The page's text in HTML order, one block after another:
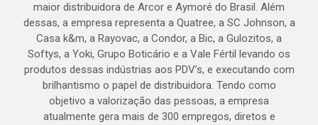
maior distribuidora de Arcor e Aymoré do Brasil. Além
dessas, a empresa representa a Quatree, a SC Johnson, a
Casa k&m, a Rayovac, a Condor, a Bic, a Gulozitos, a
Softys, a Yoki, Grupo Boticário e a Vale Fértil levando os
produtos dessas indústrias aos PDV’s, e executando com
brilhantismo o papel de distribuidora. Tendo como
objetivo a valorização das pessoas, a empresa
atualmente gera mais de 300 empregos, diretos e